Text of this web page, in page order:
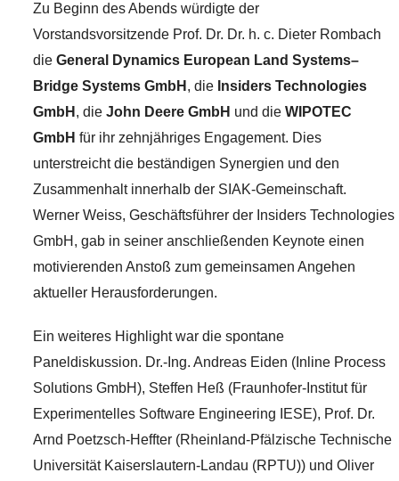
Zu Beginn des Abends würdigte der
Vorstandsvorsitzende Prof. Dr. Dr. h. c. Dieter Rombach
die General Dynamics European Land Systems–
Bridge Systems GmbH , die Insiders Technologies
GmbH , die John Deere GmbH und die WIPOTEC
GmbH für ihr zehnjähriges Engagement. Dies
unterstreicht die beständigen Synergien und den
Zusammenhalt innerhalb der SIAK-Gemeinschaft.
Werner Weiss, Geschäftsführer der Insiders Technologies
GmbH, gab in seiner anschließenden Keynote einen
motivierenden Anstoß zum gemeinsamen Angehen
aktueller Herausforderungen.
Ein weiteres Highlight war die spontane
Paneldiskussion. Dr.-Ing. Andreas Eiden (Inline Process
Solutions GmbH), Steffen Heß (Fraunhofer-Institut für
Experimentelles Software Engineering IESE), Prof. Dr.
Arnd Poetzsch-Heffter (Rheinland-Pfälzische Technische
Universität Kaiserslautern-Landau (RPTU)) und Oliver